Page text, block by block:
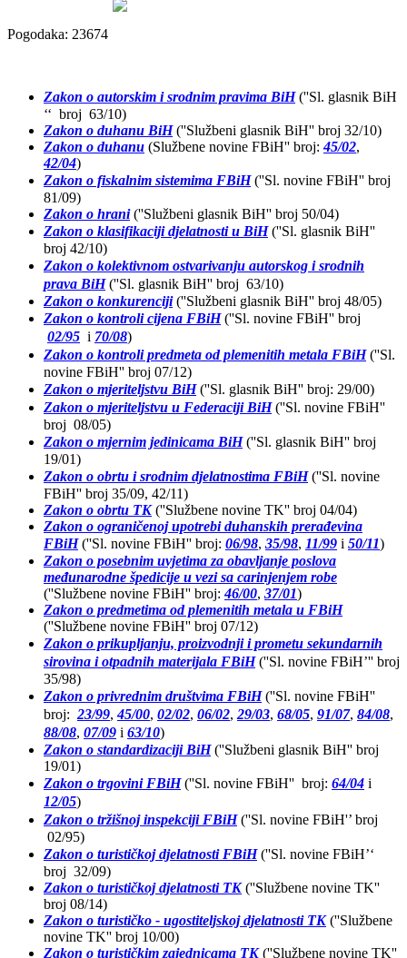
Pogodaka: 23674
Zakon o autorskim i srodnim pravima BiH(''Sl. glasnik BiH
‘‘ broj 63/10)
Zakon o duhanu BiH(''Službeni glasnik BiH'' broj 32/10)
Zakon o duhanu (Službene novine FBiH'' broj:45/02,
42/04)
Zakon o fiskalnim sistemima FBiH(''Sl. novine FBiH'' broj
81/09)
Zakon o hrani(''Službeni glasnik BiH'' broj 50/04)
Zakon o klasifikaciji djelatnosti u BiH(''Sl. glasnik BiH''
broj 42/10)
Zakon o kolektivnom ostvarivanju autorskog i srodnih
prava BiH(''Sl. glasnik BiH'' broj 63/10)
Zakon o konkurenciji(''Službeni glasnik BiH'' broj 48/05)
Zakon o kontroli cijena FBiH(''Sl. novine FBiH'' broj
02/95 i 70/08)
Zakon o kontroli predmeta od plemenitih metala FBiH(''Sl.
novine FBiH'' broj 07/12)
Zakon o mjeriteljstvu BiH(''Sl. glasnik BiH'' broj: 29/00)
Zakon o mjeriteljstvu u Federaciji BiH(''Sl. novine FBiH''
broj 08/05)
Zakon o mjernim jedinicama BiH(''Sl. glasnik BiH'' broj
19/01)
Zakon o obrtu i srodnim djelatnostima FBiH(''Sl. novine
FBiH'' broj 35/09, 42/11)
Zakon o obrtu TK(''Službene novine TK'' broj 04/04)
Zakon o ograničenoj upotrebi duhanskih prerađevina
FBiH(''Sl. novine FBiH'' broj: 06/98, 35/98, 11/99 i 50/11)
Zakon o posebnim uvjetima za obavljanje poslova
međunarodne špedicije u vezi sa carinjenjem robe
(''Službene novine FBiH'' broj:46/00, 37/01)
Zakon o predmetima od plemenitih metala u FBiH
(''Službene novine FBiH'' broj 07/12)
Zakon o prikupljanju, proizvodnji i prometu sekundarnih
sirovina i otpadnih materijala FBiH(''Sl. novine FBiH’'' broj
35/98)
Zakon o privrednim društvima FBiH(''Sl. novine FBiH''
broj:23/99,45/00, 02/02, 06/02,29/03, 68/05, 91/07, 84/08,
88/08, 07/09 i 63/10)
Zakon o standardizaciji BiH(''Službeni glasnik BiH'' broj
19/01)
Zakon o trgovini FBiH(''Sl. novine FBiH'' broj: 64/04 i
12/05)
Zakon o tržišnoj inspekciji FBiH(''Sl. novine FBiH'’ broj
02/95)
Zakon o turističkoj djelatnosti FBiH(''Sl. novine FBiH’‘
broj 32/09)
Zakon o turističkoj djelatnosti TK(''Službene novine TK''
broj 08/14)
Zakon o turističko - ugostiteljskoj djelatnosti TK(''Službene
novine TK'' broj 10/00)
Zakon o turističkim zajednicama TK (''Službene novine TK''